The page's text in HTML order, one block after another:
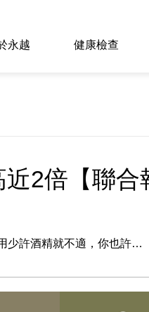
永越 健康檢查
2倍【聯合
少許酒精就不適，你也許…